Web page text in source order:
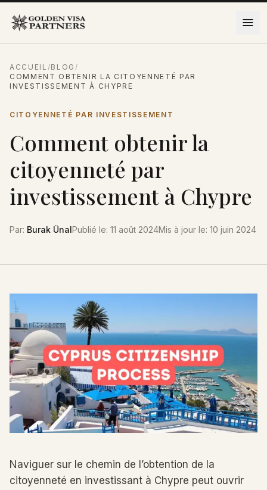
ACCUEIL /BLOG/
COMMENT OBTENIR LA CITOYENNETÉ PAR
INVESTISSEMENT À CHYPRE
CITOYENNETÉ PAR INVESTISSEMENT
Comment obtenir la
citoyenneté par
investissement à Chypre
Par: Burak ÜnalPublié le: 11 août 2024Mis à jour le: 10 juin 2024
Naviguer sur le chemin de l’obtention de la
citoyenneté en investissant à Chypre peut ouvrir